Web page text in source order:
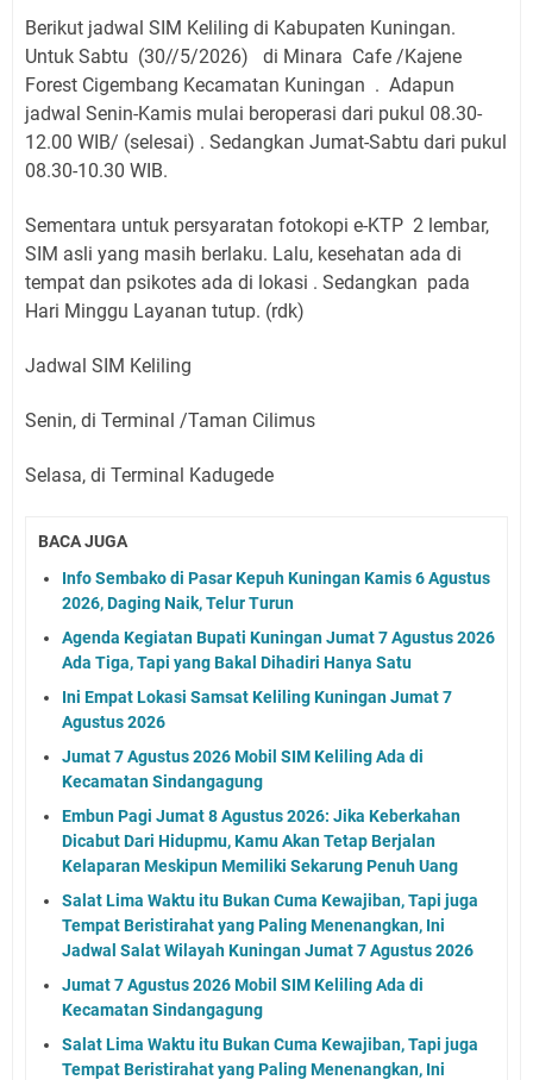
Berikut jadwal SIM Keliling di Kabupaten Kuningan.
Untuk Sabtu (30//5/2026)
di Minara Cafe /Kajene
Forest Cigembang Kecamatan Kuningan . Adapun
jadwal Senin-Kamis mulai beroperasi dari pukul 08.30-
12.00 WIB/ (selesai) . Sedangkan Jumat-Sabtu dari pukul
08.30-10.30 WIB.
Sementara untuk persyaratan fotokopi e-KTP 2 lembar,
SIM asli yang masih berlaku. Lalu, kesehatan ada di
tempat dan psikotes ada di lokasi . Sedangkan pada
Hari Minggu Layanan tutup. (rdk)
Jadwal SIM Keliling
Senin, di Terminal /Taman Cilimus
Selasa, di Terminal Kadugede
BACA JUGA
Info Sembako di Pasar Kepuh Kuningan Kamis 6 Agustus
2026, Daging Naik, Telur Turun
Agenda Kegiatan Bupati Kuningan Jumat 7 Agustus 2026
Ada Tiga, Tapi yang Bakal Dihadiri Hanya Satu
Ini Empat Lokasi Samsat Keliling Kuningan Jumat 7
Agustus 2026
Jumat 7 Agustus 2026 Mobil SIM Keliling Ada di
Kecamatan Sindangagung
Embun Pagi Jumat 8 Agustus 2026: Jika Keberkahan
Dicabut Dari Hidupmu, Kamu Akan Tetap Berjalan
Kelaparan Meskipun Memiliki Sekarung Penuh Uang
Salat Lima Waktu itu Bukan Cuma Kewajiban, Tapi juga
Tempat Beristirahat yang Paling Menenangkan, Ini
Jadwal Salat Wilayah Kuningan Jumat 7 Agustus 2026
Jumat 7 Agustus 2026 Mobil SIM Keliling Ada di
Kecamatan Sindangagung
Salat Lima Waktu itu Bukan Cuma Kewajiban, Tapi juga
Tempat Beristirahat yang Paling Menenangkan, Ini